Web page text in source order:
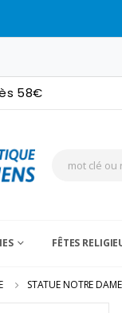
58€
FÊTES
STATUE NOTRE